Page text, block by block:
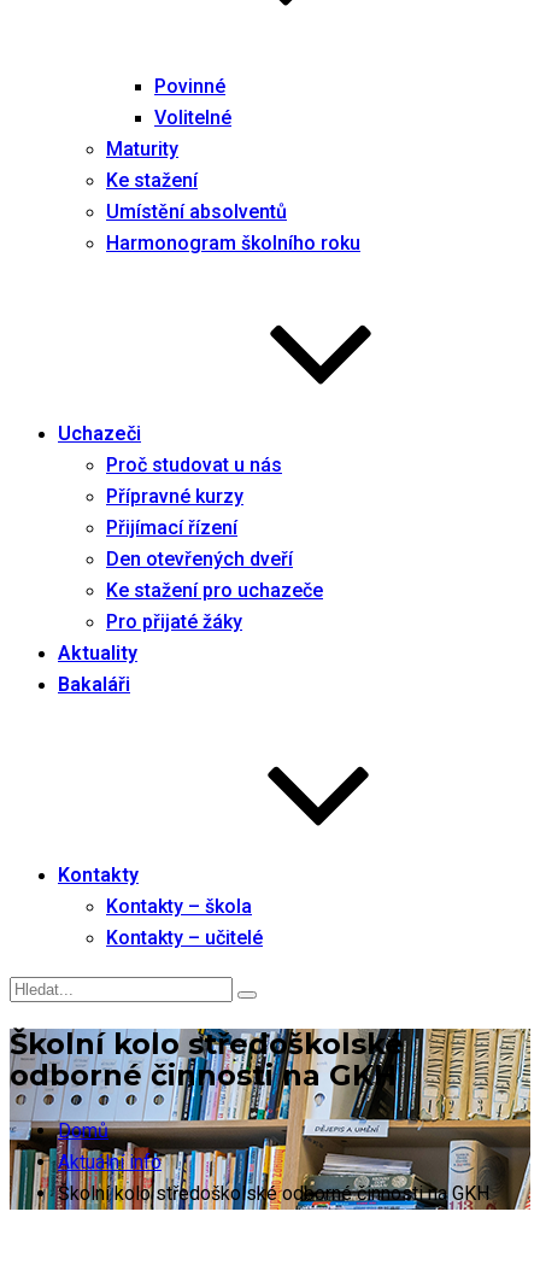
Povinné
Volitelné
Maturity
Ke stažení
Umístění absolventů
Harmonogram školního roku
Uchazeči
Proč studovat u nás
Přípravné kurzy
Přijímací řízení
Den otevřených dveří
Ke stažení pro uchazeče
Pro přijaté žáky
Aktuality
Bakaláři
Kontakty
Kontakty – škola
Kontakty – učitelé
Školní kolo středoškolské
odborné činnosti na GKH
Domů
Aktuální info
Školní kolo středoškolské odborné činnosti na GKH